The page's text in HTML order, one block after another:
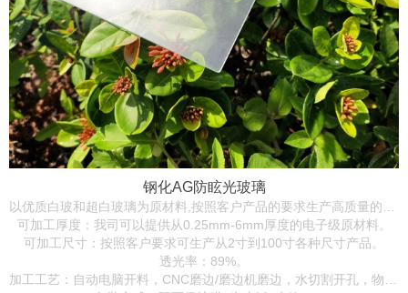
钢化AG防眩光玻璃
可加工厚度：我司可以提供从0.25mm-6mm厚度的电子级原材料。
可加工尺寸：按照客户要求可生产从2寸到100寸各种尺寸产品。
透光率：89%。
加工工艺：自动电脑开料，CNC磨边/磨边机磨边，水切割开孔，物理/化学钢化，单色/多色丝印，AR/AG/AF表面加工等全套加工。